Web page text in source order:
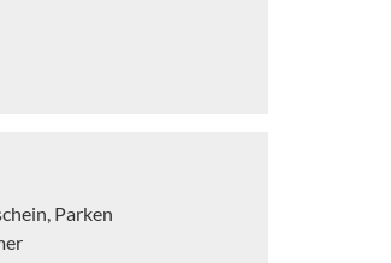
Parken